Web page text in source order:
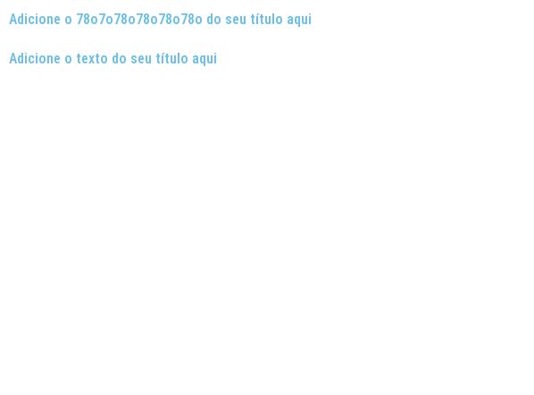
Adicione o 78o7o78o78o78o78o do seu título aqui
Adicione o texto do seu título aqui